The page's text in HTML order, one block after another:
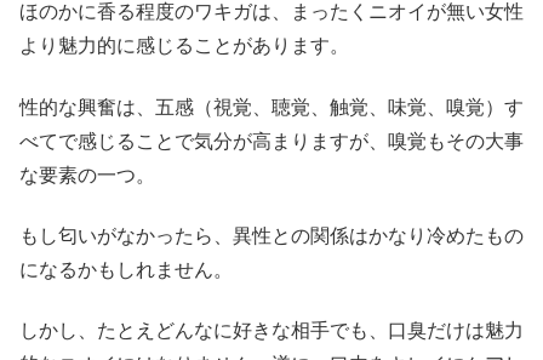
ほのかに香る程度のワキガは、まったくニオイが無い女性
より魅力的に感じることがあります。
性的な興奮は、五感（視覚、聴覚、触覚、味覚、嗅覚）す
べてで感じることで気分が高まりますが、嗅覚もその大事
な要素の一つ。
もし匂いがなかったら、異性との関係はかなり冷めたもの
になるかもしれません。
しかし、たとえどんなに好きな相手でも、口臭だけは魅力